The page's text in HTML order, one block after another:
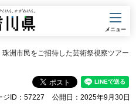
県
メニュー
洲市民をご招待した芸術祭視察ツアー
ジID：57227 公開日：2025年9月30日